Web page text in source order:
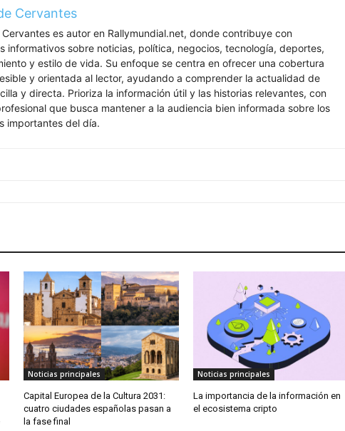
Cervantes
es autor en Rallymundial.net, donde contribuye con
informativos sobre noticias, política, negocios, tecnología, deportes,
y estilo de vida. Su enfoque se centra en ofrecer una cobertura
y orientada al lector, ayudando a comprender la actualidad de
y directa. Prioriza la información útil y las historias relevantes, con
que busca mantener a la audiencia bien informada sobre los
importantes del día.
Noticias principales
Capital Europea de la Cultura 2031:
cuatro ciudades españolas pasan a
la fase final
Noticias principales
La importancia de la información en
el ecosistema cripto